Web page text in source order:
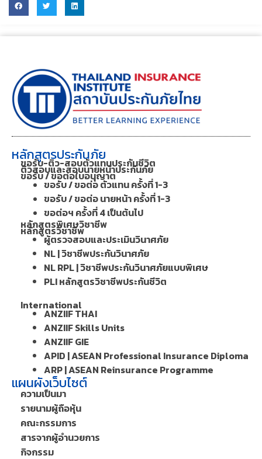
หลักสูตรประกันภัย
ขอรับ-ติว-สอบตัวแทนประกันชีวิต
ติวสอบและสอบนายหน้าประกันภัย
ขอรับ / ขอต่อใบอนุญาต
ขอรับ / ขอต่อ ตัวแทน ครั้งที่ 1-3
ขอรับ / ขอต่อ นายหน้า ครั้งที่ 1-3
ขอต่อฯ ครั้งที่ 4 เป็นต้นไป
หลักสูตรพิเศษวิชาชีพ
หลักสูตรวิชาชีพ
ผู้ตรวจสอบและประเมินวินาศภัย
NL | วิชาชีพประกันวินาศภัย
NL RPL | วิชาชีพประกันวินาศภัยแบบพิเศษ
PLI หลักสูตรวิชาชีพประกันชีวิต
International
ANZIIF THAI
ANZIIF Skills Units
ANZIIF GIE
APID | ASEAN Professional Insurance Diploma
ARP | ASEAN Reinsurance Programme
แผนผังเว็บไซต์
ความเป็นมา
รายนามผู้ถือหุ้น
คณะกรรมการ
สารจากผู้อำนวยการ
กิจกรรม